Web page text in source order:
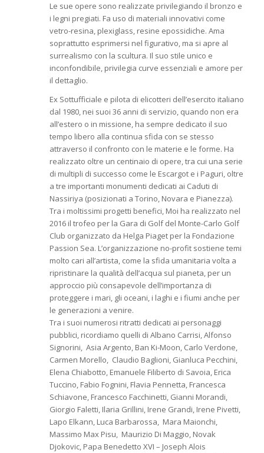
Le sue opere sono realizzate privilegiando il bronzo e
i legni pregiati. Fa uso di materiali innovativi come
vetro-resina, plexiglass, resine epossidiche. Ama
soprattutto esprimersi nel figurativo, ma si apre al
surrealismo con la scultura. Il suo stile unico e
inconfondibile, privilegia curve essenziali e amore per
il dettaglio.
Ex Sottufficiale e pilota di elicotteri dell’esercito italiano
dal 1980, nei suoi 36 anni di servizio, quando non era
all’estero o in missione, ha sempre dedicato il suo
tempo libero alla continua sfida con se stesso
attraverso il confronto con le materie e le forme. Ha
realizzato oltre un centinaio di opere, tra cui una serie
di multipli di successo come le Escargot e i Paguri, oltre
a tre importanti monumenti dedicati ai Caduti di
Nassiriya (posizionati a Torino, Novara e Pianezza).
Tra i moltissimi progetti benefici, Moi ha realizzato nel
2016 il trofeo per la Gara di Golf del Monte-Carlo Golf
Club organizzato da Helga Piaget per la Fondazione
Passion Sea. L’organizzazione no-profit sostiene temi
molto cari all’artista, come la sfida umanitaria volta a
ripristinare la qualità dell’acqua sul pianeta, per un
approccio più consapevole dell’importanza di
proteggere i mari, gli oceani, i laghi e i fiumi anche per
le generazioni a venire.
Tra i suoi numerosi ritratti dedicati ai personaggi
pubblici, ricordiamo quelli di Albano Carrisi, Alfonso
Signorini, Asia Argento, Ban Ki-Moon, Carlo Verdone,
Carmen Morello, Claudio Baglioni, Gianluca Pecchini,
Elena Chiabotto, Emanuele Filiberto di Savoia, Erica
Tuccino, Fabio Fognini, Flavia Pennetta, Francesca
Schiavone, Francesco Facchinetti, Gianni Morandi,
Giorgio Faletti, Ilaria Grillini, Irene Grandi, Irene Pivetti,
Lapo Elkann, Luca Barbarossa, Mara Maionchi,
Massimo Max Pisu, Maurizio Di Maggio, Novak
Djokovic, Papa Benedetto XVI – Joseph Alois